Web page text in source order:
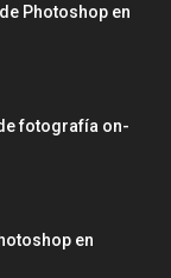
Photoshop en
fotografía on-
en